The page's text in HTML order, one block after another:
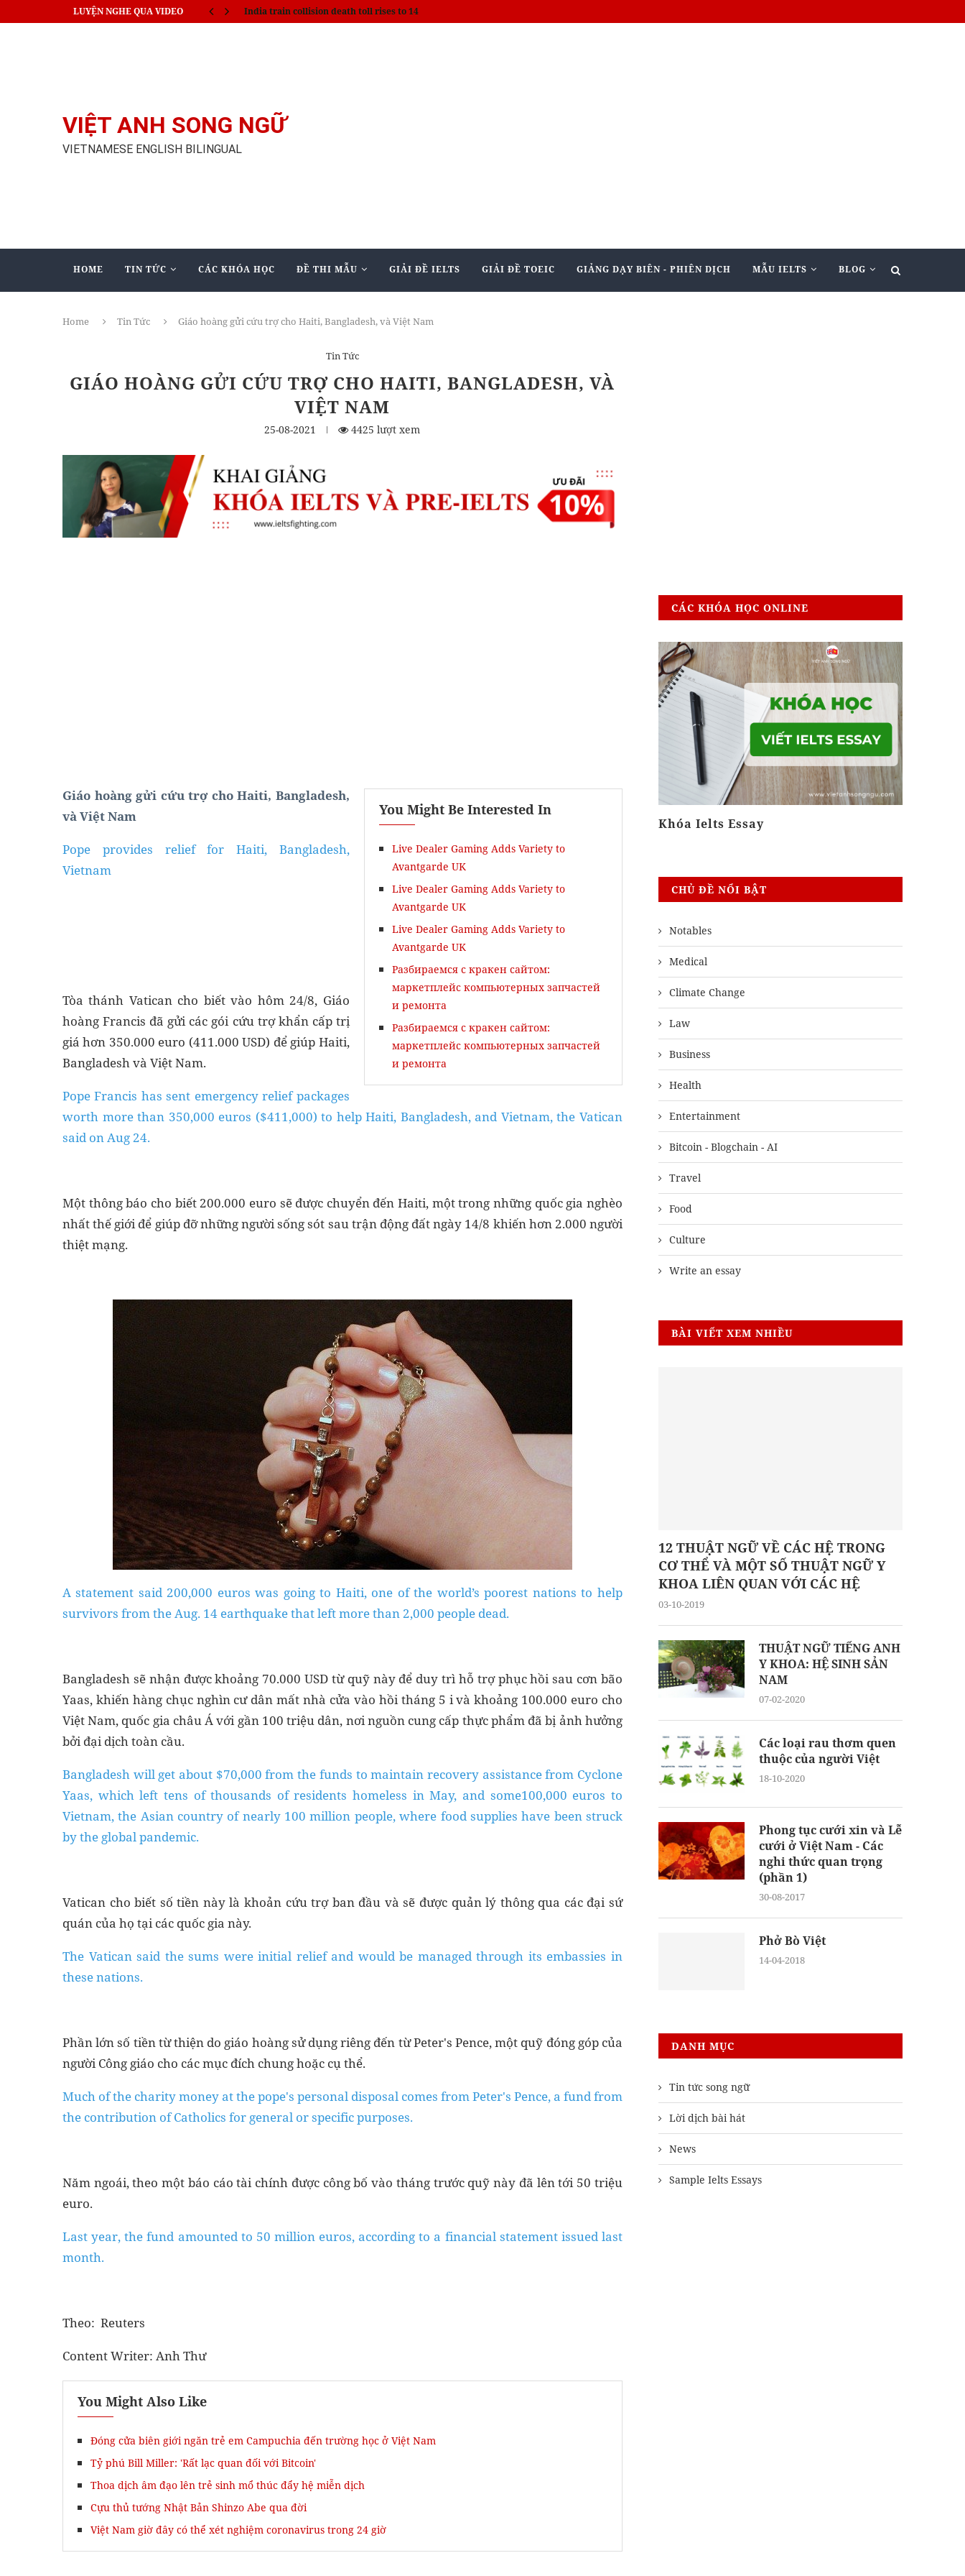
LUYỆN NGHE QUA VIDEO India train collision death toll rises to 14
VIỆT ANH SONG NGỮ
VIETNAMESE ENGLISH BILINGUAL
HOME TIN TỨC CÁC KHÓA HỌC ĐỀ THI MẪU GIẢI ĐỀ IELTS GIẢI ĐỀ TOEIC GIẢNG DẠY BIÊN - PHIÊN DỊCH MẪU IELTS BLOG
Home Tin Tức Giáo hoàng gửi cứu trợ cho Haiti, Bangladesh, và Việt Nam
Tin Tức
GIÁO HOÀNG GỬI CỨU TRỢ CHO HAITI, BANGLADESH, VÀ
VIỆT NAM
25-08-2021 4425 lượt xem
You Might Be Interested In
Live Dealer Gaming Adds Variety to
Avantgarde UK
Live Dealer Gaming Adds Variety to
Avantgarde UK
Live Dealer Gaming Adds Variety to
Avantgarde UK
Разбираемся с кракен сайтом:
маркетплейс компьютерных запчастей
и ремонта
Разбираемся с кракен сайтом:
маркетплейс компьютерных запчастей
и ремонта
Giáo hoàng gửi cứu trợ cho Haiti, Bangladesh,
và Việt Nam
Pope provides relief for Haiti, Bangladesh,
Vietnam
Tòa thánh Vatican cho biết vào hôm 24/8, Giáo
hoàng Francis đã gửi các gói cứu trợ khẩn cấp trị
giá hơn 350.000 euro (411.000 USD) để giúp Haiti,
Bangladesh và Việt Nam.
Pope Francis has sent emergency relief packages
worth more than 350,000 euros ($411,000) to help Haiti, Bangladesh, and Vietnam, the Vatican
said on Aug 24.
Một thông báo cho biết 200.000 euro sẽ được chuyển đến Haiti, một trong những quốc gia nghèo
nhất thế giới để giúp đỡ những người sống sót sau trận động đất ngày 14/8 khiến hơn 2.000 người
thiệt mạng.
A statement said 200,000 euros was going to Haiti, one of the world’s poorest nations to help
survivors from the Aug. 14 earthquake that left more than 2,000 people dead.
Bangladesh sẽ nhận được khoảng 70.000 USD từ quỹ này để duy trì hỗ trợ phục hồi sau cơn bão
Yaas, khiến hàng chục nghìn cư dân mất nhà cửa vào hồi tháng 5 i và khoảng 100.000 euro cho
Việt Nam, quốc gia châu Á với gần 100 triệu dân, nơi nguồn cung cấp thực phẩm đã bị ảnh hưởng
bởi đại dịch toàn cầu.
Bangladesh will get about $70,000 from the funds to maintain recovery assistance from Cyclone
Yaas, which left tens of thousands of residents homeless in May, and some100,000 euros to
Vietnam, the Asian country of nearly 100 million people, where food supplies have been struck
by the global pandemic.
Vatican cho biết số tiền này là khoản cứu trợ ban đầu và sẽ được quản lý thông qua các đại sứ
quán của họ tại các quốc gia này.
The Vatican said the sums were initial relief and would be managed through its embassies in
these nations.
Phần lớn số tiền từ thiện do giáo hoàng sử dụng riêng đến từ Peter's Pence, một quỹ đóng góp của
người Công giáo cho các mục đích chung hoặc cụ thể.
Much of the charity money at the pope's personal disposal comes from Peter's Pence, a fund from
the contribution of Catholics for general or specific purposes.
Năm ngoái, theo một báo cáo tài chính được công bố vào tháng trước quỹ này đã lên tới 50 triệu
euro.
Last year, the fund amounted to 50 million euros, according to a financial statement issued last
month.
Theo: Reuters
Content Writer: Anh Thư
You Might Also Like
Đóng cửa biên giới ngăn trẻ em Campuchia đến trường học ở Việt Nam
Tỷ phú Bill Miller: 'Rất lạc quan đối với Bitcoin'
Thoa dịch âm đạo lên trẻ sinh mổ thúc đẩy hệ miễn dịch
Cựu thủ tướng Nhật Bản Shinzo Abe qua đời
Việt Nam giờ đây có thể xét nghiệm coronavirus trong 24 giờ
CÁC KHÓA HỌC ONLINE
Ngữ Pháp Thực Dụng Khóa Ielts Essay
CHỦ ĐỀ NỔI BẬT
Notables
Medical
Climate Change
Law
Business
Health
Entertainment
Bitcoin - Blogchain - AI
Travel
Food
Culture
Write an essay
BÀI VIẾT XEM NHIỀU
12 THUẬT NGỮ VỀ CÁC HỆ TRONG
CƠ THỂ VÀ MỘT SỐ THUẬT NGỮ Y
KHOA LIÊN QUAN VỚI CÁC HỆ
03-10-2019
THUẬT NGỮ TIẾNG ANH
Y KHOA: HỆ SINH SẢN
NAM
07-02-2020
Các loại rau thơm quen
thuộc của người Việt
18-10-2020
Phong tục cưới xin và Lễ
cưới ở Việt Nam - Các
nghi thức quan trọng
(phần 1)
30-08-2017
Phở Bò Việt
14-04-2018
DANH MỤC
Tin tức song ngữ
Lời dịch bài hát
News
Sample Ielts Essays